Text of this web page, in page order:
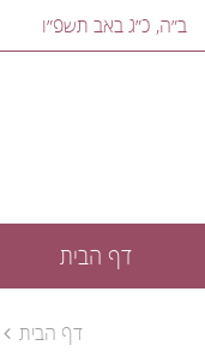
ב״ה, ‎כ״ג באב תשפ״ו‎
דף הבית
דף הבית